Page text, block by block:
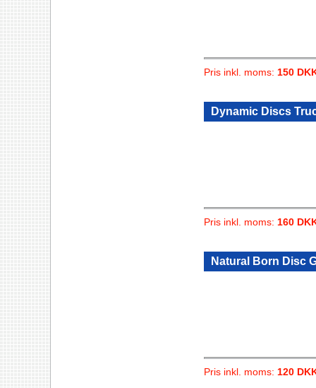
Pris inkl. moms: 150
Dynamic Discs
Pris inkl. moms: 160
Natural Born Disc
Pris inkl. moms: 120